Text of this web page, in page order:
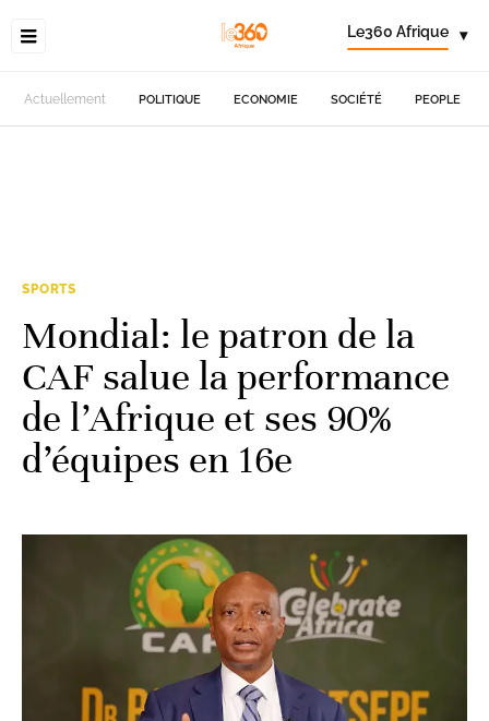
Le360 Afrique ▾
Actuellement POLITIQUE ECONOMIE SOCIÉTÉ PEOPLE
SPORTS
Mondial: le patron de la
CAF salue la performance
de l’Afrique et ses 90%
d’équipes en 16e